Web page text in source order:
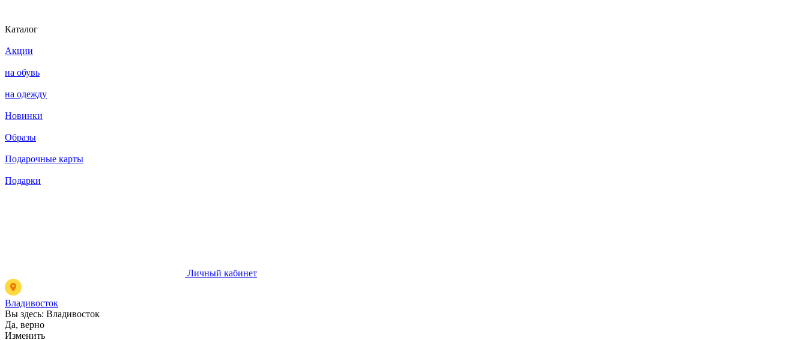
Каталог
Акции
на обувь
на одежду
Новинки
Образы
Подарочные карты
Подарки
Личный кабинет
Владивосток
Вы здесь: Владивосток
Да, верно
Изменить